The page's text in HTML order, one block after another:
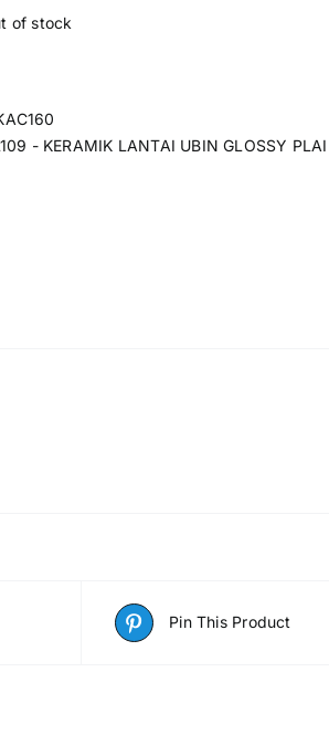
of stock
- KERAMIK LANTAI UBIN GLOSSY
Pin This Product